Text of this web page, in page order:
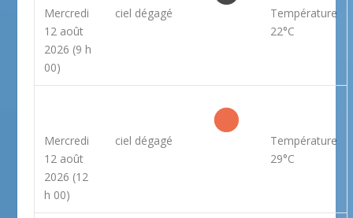
Mercredi
12 août
2026 (9 h
00)
ciel dégagé
Température
22°C
Mercredi
12 août
2026 (12
h 00)
ciel dégagé
Température
29°C